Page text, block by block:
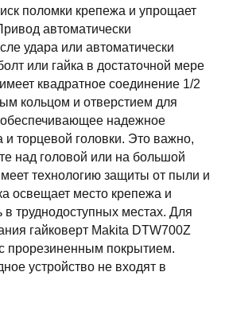
поломки крепежа и упрощает
автоматически
удара или автоматически
или гайка в достаточной мере
квадратное соединение 1/2
кольцом и отверстием для
надежное
и торцевой головки. Это важно,
над головой или на большой
технологию защиты от пыли и
освещает место крепежа и
в труднодоступных местах. Для
гайковерт Makita DTW700Z
прорезиненным покрытием.
устройство не входят в